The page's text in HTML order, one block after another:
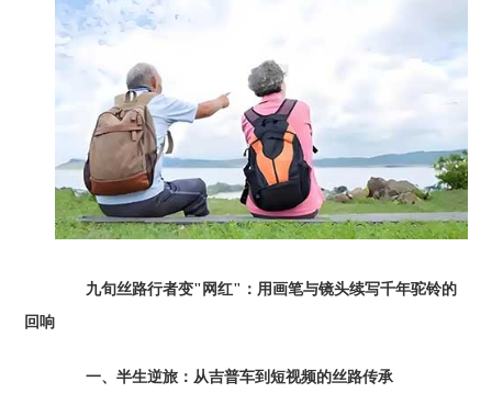
九旬丝路行者变"网红"：用画笔与镜头续写千年驼铃的
回响
一、半生逆旅：从吉普车到短视频的丝路传承